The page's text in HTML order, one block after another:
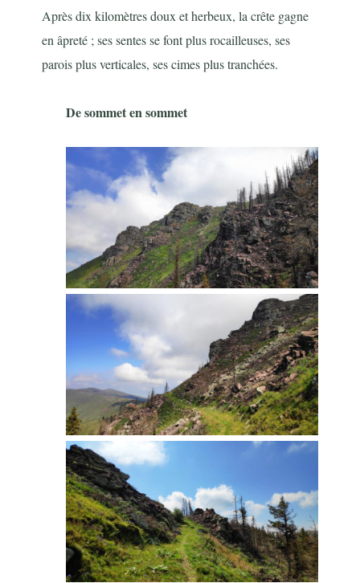
Après dix kilomètres doux et herbeux, la crête gagne
en âpreté ; ses sentes se font plus rocailleuses, ses
parois plus verticales, ses cimes plus tranchées.
De sommet en sommet